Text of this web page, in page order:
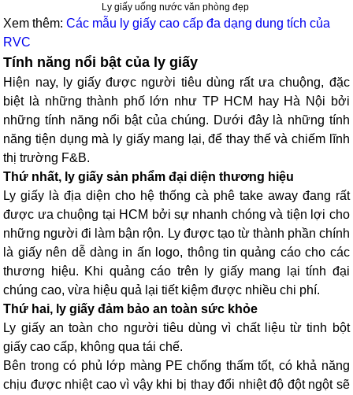
Ly giấy uống nước văn phòng đẹp
Xem thêm:Các mẫu ly giấy cao cấp đa dạng dung tích của
RVC
Tính năng nổi bật của ly giấy
Hiện nay, ly giấy được người tiêu dùng rất ưa chuộng, đặc
biệt là những thành phố lớn như TP HCM hay Hà Nội bởi
những tính năng nổi bật của chúng. Dưới đây là những tính
năng tiện dụng mà ly giấy mang lại, để thay thế và chiếm lĩnh
thị trường F&B.
Thứ nhất, ly giấy sản phẩm đại diện thương hiệu
Ly giấy là địa diện cho hệ thống cà phê take away đang rất
được ưa chuộng tại HCM bởi sự nhanh chóng và tiện lợi cho
những người đi làm bận rộn. Ly được tạo từ thành phần chính
là giấy nên dễ dàng in ấn logo, thông tin quảng cáo cho các
thương hiệu. Khi quảng cáo trên ly giấy mang lại tính đại
chúng cao, vừa hiệu quả lại tiết kiệm được nhiều chi phí.
Thứ hai, ly giấy đảm bảo an toàn sức khỏe
Ly giấy an toàn cho người tiêu dùng vì chất liệu từ tinh bột
giấy cao cấp, không qua tái chế.
Bên trong có phủ lớp màng PE chống thấm tốt, có khả năng
chịu được nhiệt cao vì vậy khi bị thay đổi nhiệt độ đột ngột sẽ